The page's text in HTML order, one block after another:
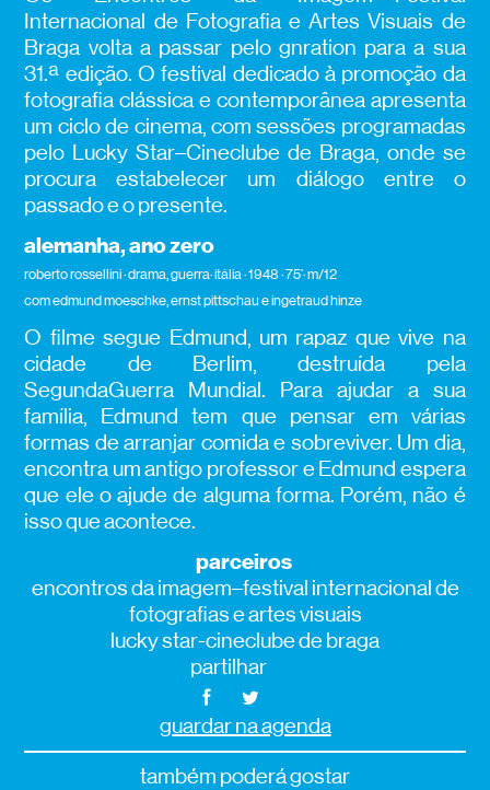
Internacional de Fotografia e Artes Visuais de
Braga volta a passar pelo gnration para a sua
31.ª edição. O festival dedicado à promoção da
fotografia clássica e contemporânea apresenta
um ciclo de cinema, com sessões programadas
pelo Lucky Star–Cineclube de Braga, onde se
procura estabelecer um diálogo entre o
passado e o presente.
alemanha, ano zero
roberto rossellini · drama, guerra· itália · 1948 · 75’· m/12
com edmund moeschke, ernst pittschau e ingetraud hinze
O filme segue Edmund, um rapaz que vive na
cidade de Berlim, destruída pela
SegundaGuerra Mundial. Para ajudar a sua
família, Edmund tem que pensar em várias
formas de arranjar comida e sobreviver. Um dia,
encontra um antigo professor e Edmund espera
que ele o ajude de alguma forma. Porém, não é
isso que acontece.
parceiros
encontros da imagem–festival internacional de
fotografias e artes visuais
lucky star-cineclube de braga
partilhar
guardar na agenda
também poderá gostar